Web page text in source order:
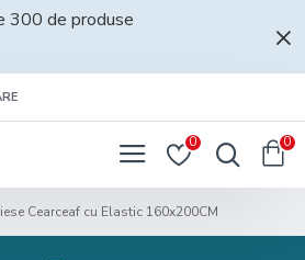
300 de produse
0 0
Cearceaf cu Elastic 160x200CM